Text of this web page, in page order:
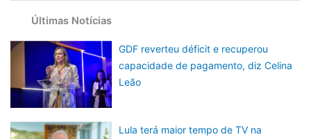
Últimas Notícias
GDF reverteu déficit e recuperou
capacidade de pagamento, diz Celina
Leão
Lula terá maior tempo de TV na